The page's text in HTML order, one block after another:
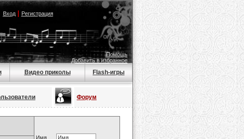
Вход| Регистрация
Помощь
Добавить в избранное
Видео приколы Flash-игры
Форум
Имя